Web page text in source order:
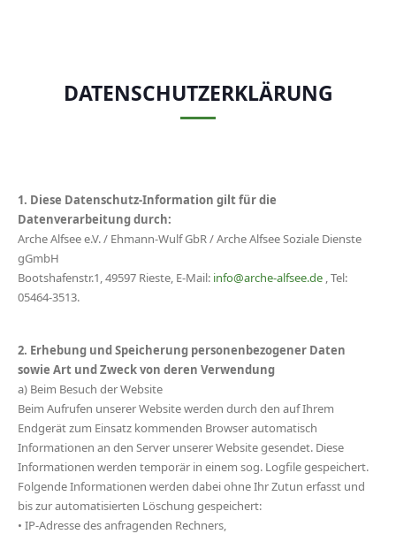
DATENSCHUTZERKLÄRUNG
1. Diese Datenschutz-Information gilt für die
Datenverarbeitung durch:
Arche Alfsee e.V. / Ehmann-Wulf GbR / Arche Alfsee Soziale Dienste
gGmbH
Bootshafenstr.1, 49597 Rieste, E-Mail: info@arche-alfsee.de , Tel:
05464-3513.
2. Erhebung und Speicherung personenbezogener Daten
sowie Art und Zweck von deren Verwendung
a) Beim Besuch der Website
Beim Aufrufen unserer Website werden durch den auf Ihrem
Endgerät zum Einsatz kommenden Browser automatisch
Informationen an den Server unserer Website gesendet. Diese
Informationen werden temporär in einem sog. Logfile gespeichert.
Folgende Informationen werden dabei ohne Ihr Zutun erfasst und
bis zur automatisierten Löschung gespeichert:
• IP-Adresse des anfragenden Rechners,